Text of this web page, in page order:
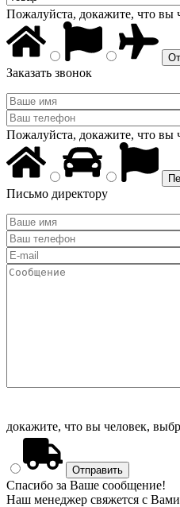
Пожалуйста, докажите, что вы
Заказать звонок
Пожалуйста, докажите, что вы
Письмо директору
докажите, что вы человек,
Спасибо за Ваше сообщение!
Наш менеджер свяжется с